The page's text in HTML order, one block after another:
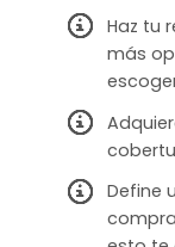
Haz tu
más
Define